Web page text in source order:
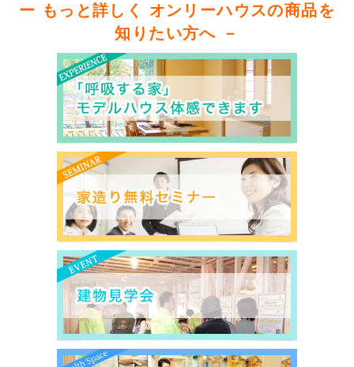
ー もっと詳しく オンリーハウスの商品を
知りたい方へ －